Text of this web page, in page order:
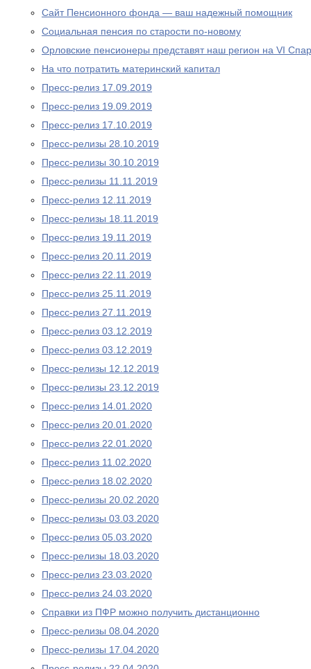
Сайт Пенсионного фонда — ваш надежный помощник
Социальная пенсия по старости по-новому
Орловские пенсионеры представят наш регион на VI
На что потратить материнский капитал
Пресс-релиз 17.09.2019
Пресс-релиз 19.09.2019
Пресс-релиз 17.10.2019
Пресс-релизы 28.10.2019
Пресс-релизы 30.10.2019
Пресс-релизы 11.11.2019
Пресс-релиз 12.11.2019
Пресс-релизы 18.11.2019
Пресс-релиз 19.11.2019
Пресс-релиз 20.11.2019
Пресс-релиз 22.11.2019
Пресс-релиз 25.11.2019
Пресс-релиз 27.11.2019
Пресс-релиз 03.12.2019
Пресс-релиз 03.12.2019
Пресс-релизы 12.12.2019
Пресс-релизы 23.12.2019
Пресс-релиз 14.01.2020
Пресс-релиз 20.01.2020
Пресс-релиз 22.01.2020
Пресс-релиз 11.02.2020
Пресс-релиз 18.02.2020
Пресс-релизы 20.02.2020
Пресс-релизы 03.03.2020
Пресс-релиз 05.03.2020
Пресс-релизы 18.03.2020
Пресс-релиз 23.03.2020
Пресс-релиз 24.03.2020
Справки из ПФР можно получить дистанционно
Пресс-релизы 08.04.2020
Пресс-релизы 17.04.2020